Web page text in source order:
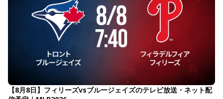
【8月8日】フィリーズvsブルージェイズのテレビ放送・ネット配